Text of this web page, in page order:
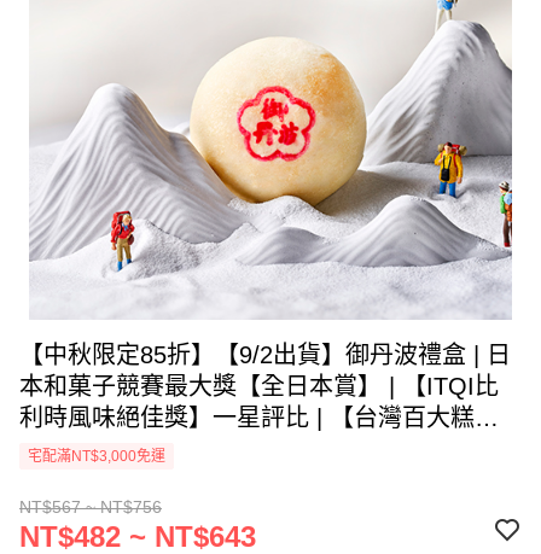
【中秋限定85折】【9/2出貨】御丹波禮盒 | 日
本和菓子競賽最大獎【全日本賞】 | 【ITQI比
利時風味絕佳獎】一星評比 | 【台灣百大糕餅
伴手禮】競賽得獎主 | 【台灣百大伴手禮】競
宅配滿NT$3,000免運
NT$567 ~ NT$756
NT$482 ~ NT$643